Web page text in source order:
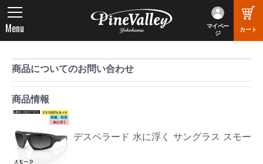
マイペー
ジ
カート
Menu
商品についてのお問い合わせ
商品情報
デスペラード 水に浮く サングラス スモー